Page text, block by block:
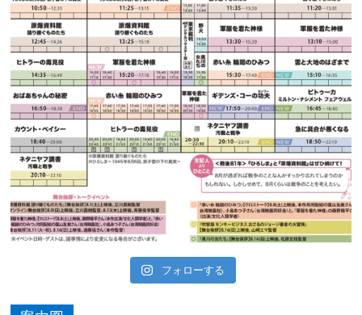
フォローする